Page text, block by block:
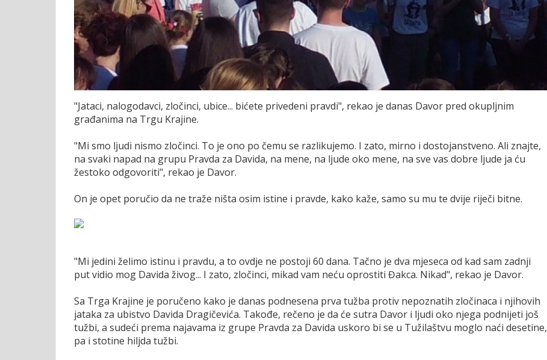
"Jataci, nalogodavci, zločinci, ubice... bićete privedeni pravdi", rekao je danas Davor pred okupljnim
građanima na Trgu Krajine.
"Mi smo ljudi nismo zločinci. To je ono po čemu se razlikujemo. I zato, mirno i dostojanstveno. Ali znajte,
na svaki napad na grupu Pravda za Davida, na mene, na ljude oko mene, na sve vas dobre ljude ja ću
žestoko odgovoriti", rekao je Davor.
On je opet poručio da ne traže ništa osim istine i pravde, kako kaže, samo su mu te dvije riječi bitne.
"Mi jedini želimo istinu i pravdu, a to ovdje ne postoji 60 dana. Tačno je dva mjeseca od kad sam zadnji
put vidio mog Davida živog... I zato, zločinci, mikad vam neću oprostiti Đakca. Nikad", rekao je Davor.
Sa Trga Krajine je poručeno kako je danas podnesena prva tužba protiv nepoznatih zločinaca i njihovih
jataka za ubistvo Davida Dragičevića. Takođe, rečeno je da će sutra Davor i ljudi oko njega podnijeti još
tužbi, a sudeći prema najavama iz grupe Pravda za Davida uskoro bi se u Tužilaštvu moglo naći desetine,
pa i stotine hiljda tužbi.